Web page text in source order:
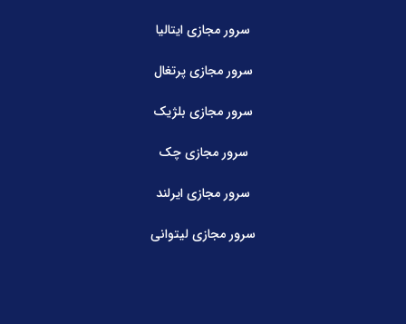
سرور مجازی ایتالیا
سرور مجازی پرتغال
سرور مجازی بلژیک
سرور مجازی چک
سرور مجازی ایرلند
سرور مجازی لیتوانی